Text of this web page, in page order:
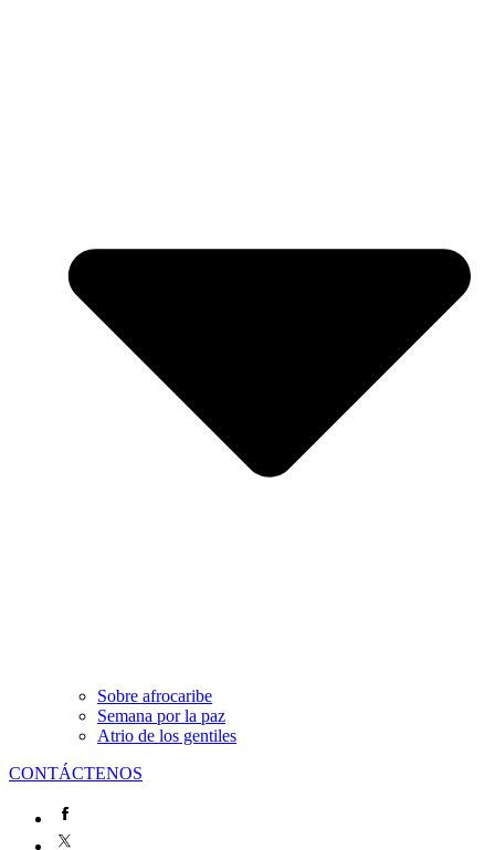
Sobre afrocaribe
Semana por la paz
Atrio de los gentiles
CONTÁCTENOS